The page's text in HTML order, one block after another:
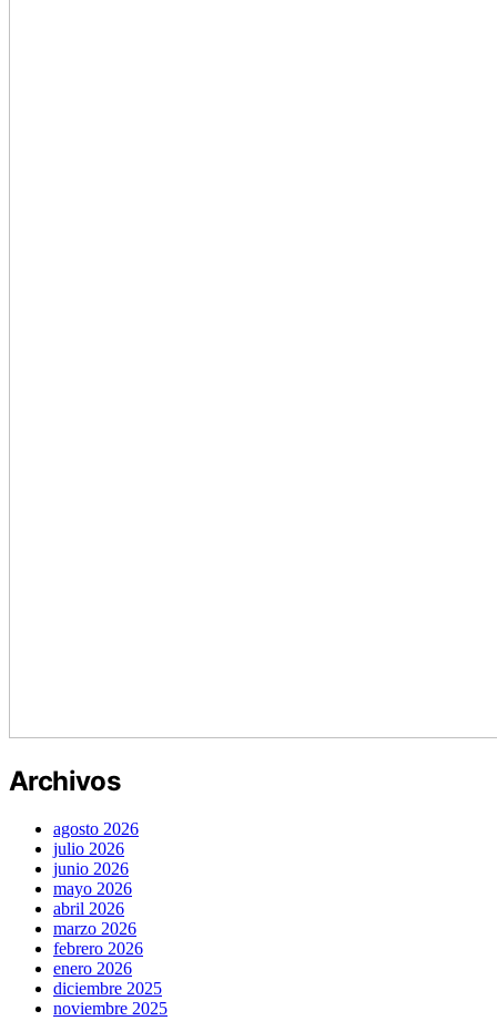
Archivos
agosto 2026
julio 2026
junio 2026
mayo 2026
abril 2026
marzo 2026
febrero 2026
enero 2026
diciembre 2025
noviembre 2025